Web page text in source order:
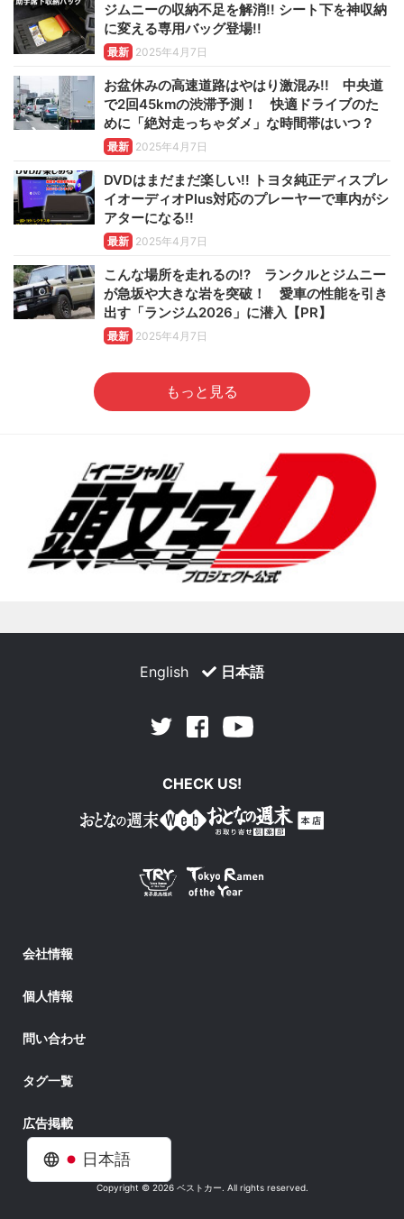
日本語
ジムニーの収納不足を解消!! シート下を神収納
に変える専用バッグ登場!!
最新 2025年4月7日
お盆休みの高速道路はやはり激混み!! 中央道
で2回45kmの渋滞予測！ 快適ドライブのた
めに「絶対走っちゃダメ」な時間帯はいつ？
最新 2025年4月7日
DVDはまだまだ楽しい!! トヨタ純正ディスプレ
イオーディオPlus対応のプレーヤーで車内がシ
アターになる!!
最新 2025年4月7日
こんな場所を走れるの!? ランクルとジムニー
が急坂や大きな岩を突破！ 愛車の性能を引き
出す「ランジム2026」に潜入【PR】
最新 2025年4月7日
もっと見る
English 日本語
Twitter Facebook
CHECK US!
会社情報
個人情報
問い合わせ
タグ一覧
広告掲載
Copyright © 2026 ベストカー. All rights reserved.